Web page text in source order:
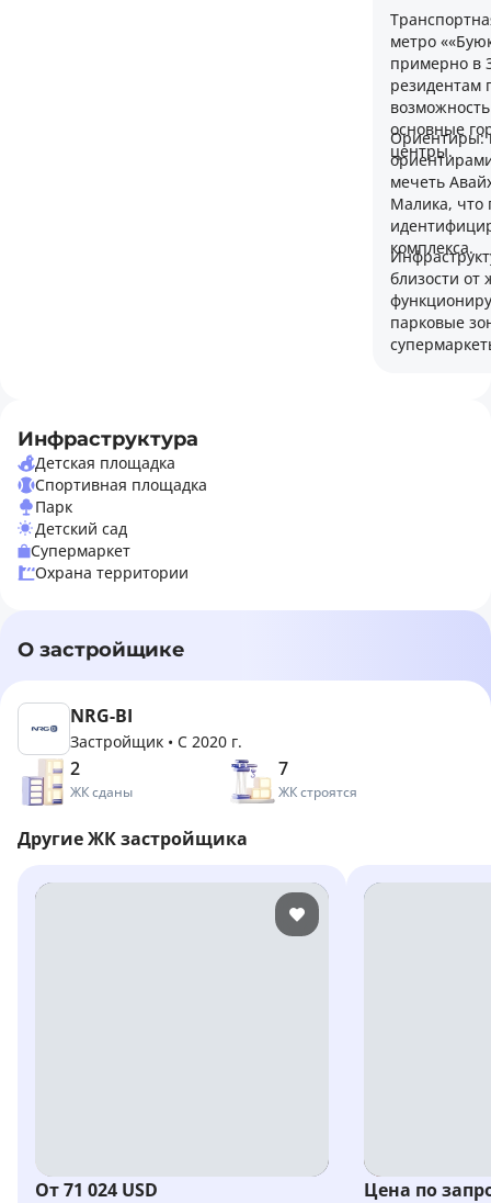
метро
примерно в
резидентам
основные
центры.
Ориентиры:
мечеть
Малика, что
комплекса.
близости от
парковые
Инфраструктура
Детская площадка
Спортивная площадка
Парк
Детский сад
Супермаркет
Охрана территории
О застройщике
NRG-BI
Застройщик • С 2020 г.
2
ЖК сданы
7
ЖК строятся
Другие ЖК застройщика
От 71 024 USD Цена по